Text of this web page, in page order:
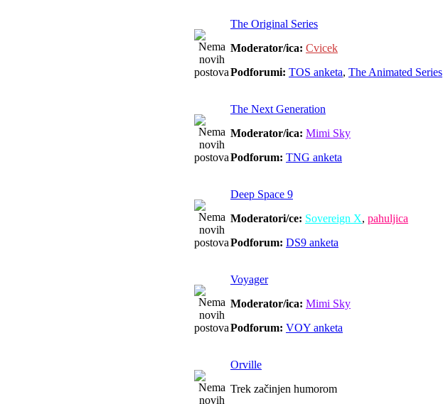
The Original Series
Moderator/ica: Cvicek
Podforumi: TOS anketa, The Animated Series
The Next Generation
Moderator/ica: Mimi Sky
Podforum: TNG anketa
Deep Space 9
Moderatori/ce: Sovereign X, pahuljica
Podforum: DS9 anketa
Voyager
Moderator/ica: Mimi Sky
Podforum: VOY anketa
Orville
Trek začinjen humorom